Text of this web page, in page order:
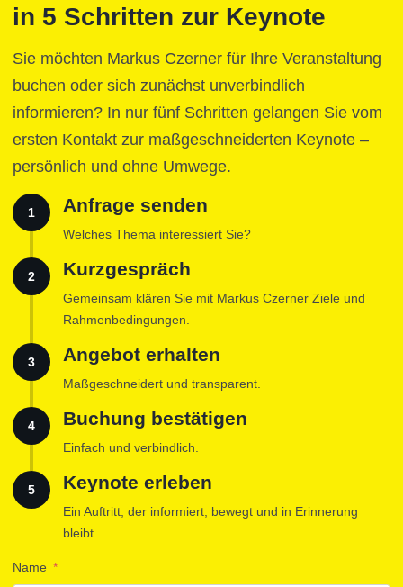
in 5 Schritten zur Keynote
Sie möchten Markus Czerner für Ihre Veranstaltung
buchen oder sich zunächst unverbindlich
informieren? In nur fünf Schritten gelangen Sie vom
ersten Kontakt zur maßgeschneiderten Keynote –
persönlich und ohne Umwege.
1 Anfrage senden
Welches Thema interessiert Sie?
2 Kurzgespräch
Gemeinsam klären Sie mit Markus Czerner Ziele und
Rahmenbedingungen.
3 Angebot erhalten
Maßgeschneidert und transparent.
4 Buchung bestätigen
Einfach und verbindlich.
5 Keynote erleben
Ein Auftritt, der informiert, bewegt und in Erinnerung
bleibt.
Name *